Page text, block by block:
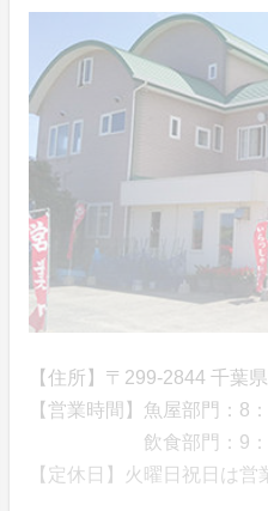
【住所】〒299-2844 千葉
【営業時間】魚屋部門：8
飲食部門：9：00
【定休日】火曜日祝日は営